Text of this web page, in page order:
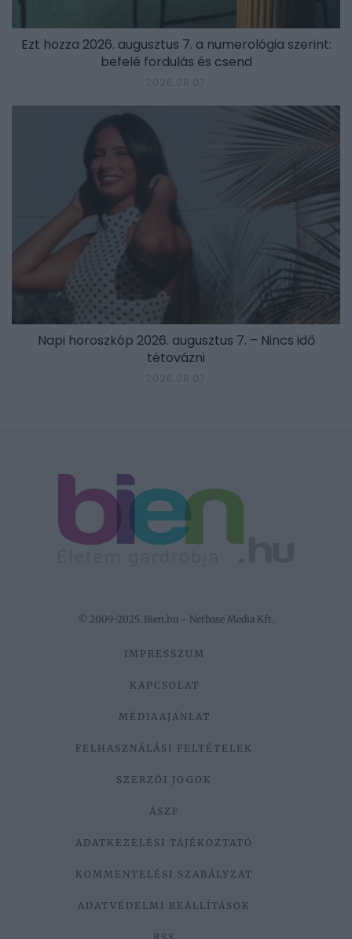
Ezt hozza 2026. augusztus 7. a numerológia szerint:
befelé fordulás és csend
2026.08.07.
Napi horoszkóp 2026. augusztus 7. – Nincs idő
tétovázni
2026.08.07.
© 2009-2025. Bien.hu - Netbase Media Kft.
IMPRESSZUM
KAPCSOLAT
MÉDIAAJÁNLAT
FELHASZNÁLÁSI FELTÉTELEK
SZERZŐI JOGOK
ÁSZF
ADATKEZELÉSI TÁJÉKOZTATÓ
KOMMENTELÉSI SZABÁLYZAT
ADATVÉDELMI BEÁLLÍTÁSOK